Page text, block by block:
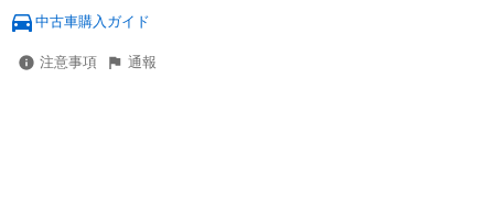
中古車購入ガイド
注意事項 通報